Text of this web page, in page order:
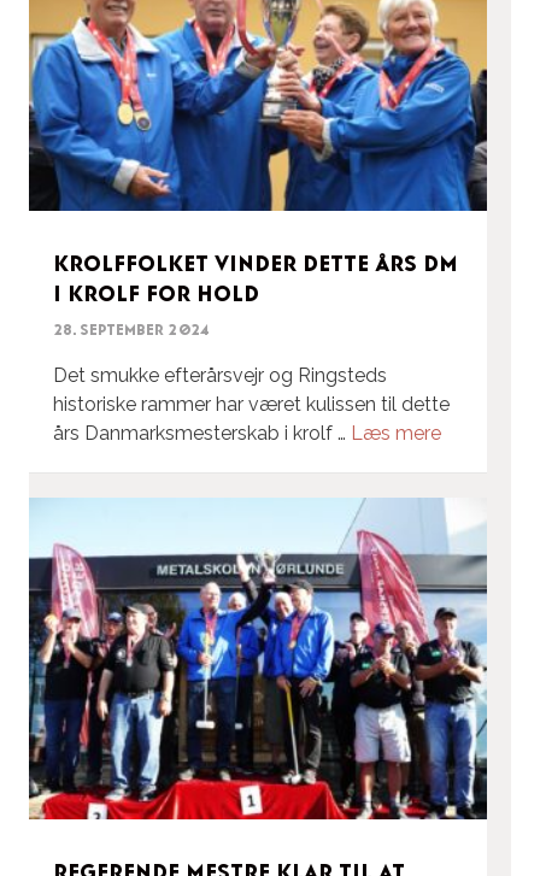
Krolffolket vinder dette års DM
i krolf for hold
28. september 2024
Det smukke efterårsvejr og Ringsteds
historiske rammer har været kulissen til dette
års Danmarksmesterskab i krolf … Læs mere
Regerende mestre klar til at